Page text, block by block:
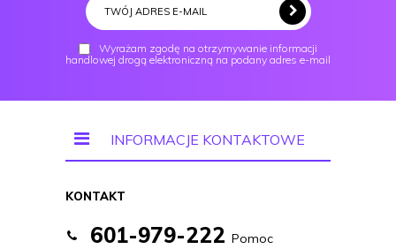
Wyrażam zgodę na otrzymywanie informacji
handlowej drogą elektroniczną na podany adres e-mail
INFORMACJE KONTAKTOWE
KONTAKT
601-979-222 Pomoc